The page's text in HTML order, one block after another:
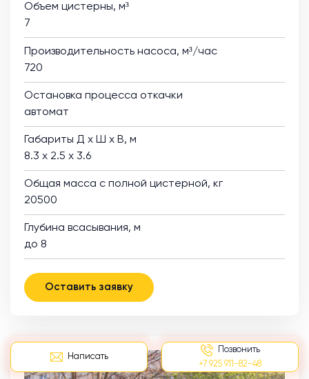
Написать
Позвонить
+7 925 911-82-48
Объем цистерны, м³
7
Производительность насоса, м³/час
720
Остановка процесса откачки
автомат
Габариты Д х Ш х В, м
8.3 х 2.5 х 3.6
Общая масса с полной цистерной, кг
20500
Глубина всасывания, м
до 8
Оставить заявку